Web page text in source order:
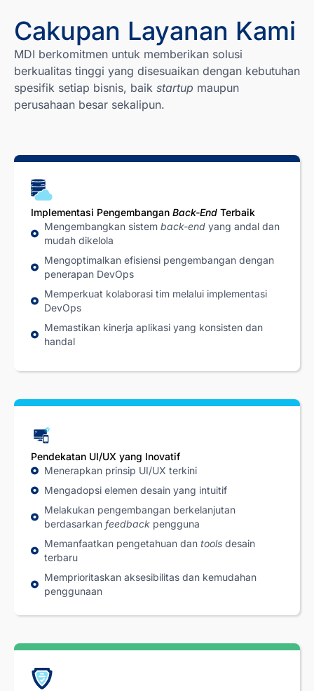
Cakupan Layanan Kami
MDI berkomitmen untuk memberikan solusi
berkualitas tinggi yang disesuaikan dengan kebutuhan
spesifik setiap bisnis, baik startup maupun
perusahaan besar sekalipun.
Implementasi Pengembangan Back-End Terbaik
Mengembangkan sistem back-endyang andal dan
mudah dikelola
Mengoptimalkan efisiensi pengembangan dengan
penerapan DevOps
Memperkuat kolaborasi tim melalui implementasi
DevOps
Memastikan kinerja aplikasi yang konsisten dan
handal
Pendekatan UI/UX yang Inovatif
Menerapkan prinsip UI/UX terkini
Mengadopsi elemen desain yang intuitif
Melakukan pengembangan berkelanjutan
berdasarkan feedbackpengguna
Memanfaatkan pengetahuan dan toolsdesain
terbaru
Memprioritaskan aksesibilitas dan kemudahan
penggunaan